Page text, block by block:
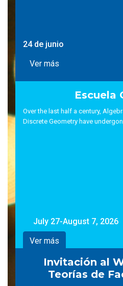
24 de junio
Ver más
Escuela
Over the last half a century,
Discrete Geometry have
July 27-August 7, 2026
Ver más
Invitación al
Teorías de